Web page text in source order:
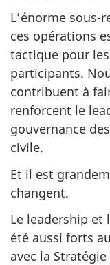
L’énorme sous-
ces opérations
tactique pour
participants.
contribuent à
renforcent le
gouvernance
civile.
Et il est
changent.
Le leadership et
été aussi forts
avec la